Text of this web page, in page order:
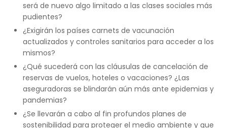
será de nuevo algo limitado a las clases sociales más
pudientes?
¿Exigirán los países carnets de vacunación
actualizados y controles sanitarios para acceder a los
mismos?
¿Qué sucederá con las cláusulas de cancelación de
reservas de vuelos, hoteles o vacaciones? ¿Las
aseguradoras se blindarán aún más ante epidemias y
pandemias?
¿Se llevarán a cabo al fin profundos planes de
sostenibilidad para proteger el medio ambiente y que